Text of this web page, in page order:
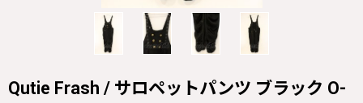
Qutie Frash / サロペットパンツ ブラック O-